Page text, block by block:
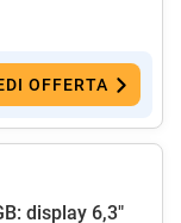
OFFERTA
display 6,3"